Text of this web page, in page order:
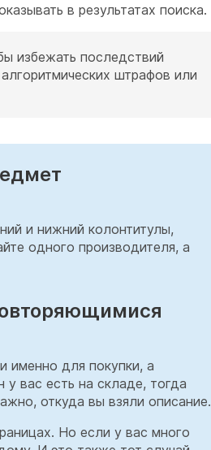
в результатах поиска.
избежать последствий
штрафов или
и нижний колонтитулы,
одного производителя, а
именно для покупки, а
вас есть на складе, тогда
откуда вы взяли описание.
Но если у вас много